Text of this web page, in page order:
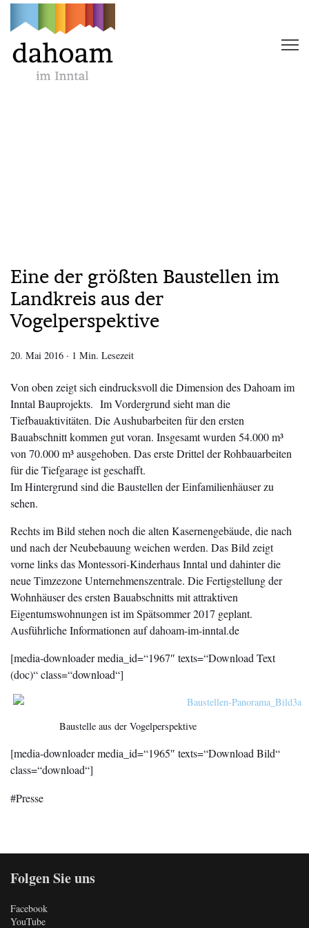
Eine der größten Baustellen im
Landkreis aus der
Vogelperspektive
20. Mai 2016 · 1 Min. Lesezeit
Von oben zeigt sich eindrucksvoll die Dimension des Dahoam im
Inntal Bauprojekts. Im Vordergrund sieht man die
Tiefbauaktivitäten. Die Aushubarbeiten für den ersten
Bauabschnitt kommen gut voran. Insgesamt wurden 54.000 m³
von 70.000 m³ ausgehoben. Das erste Drittel der Rohbauarbeiten
für die Tiefgarage ist geschafft.
Im Hintergrund sind die Baustellen der Einfamilienhäuser zu
sehen.
Rechts im Bild stehen noch die alten Kasernengebäude, die nach
und nach der Neubebauung weichen werden. Das Bild zeigt
vorne links das Montessori-Kinderhaus Inntal und dahinter die
neue Timzezone Unternehmenszentrale. Die Fertigstellung der
Wohnhäuser des ersten Bauabschnitts mit attraktiven
Eigentumswohnungen ist im Spätsommer 2017 geplant.
Ausführliche Informationen auf dahoam-im-inntal.de
[media-downloader media_id=“1967″ texts=“Download Text
(doc)“ class=“download“]
Baustelle aus der Vogelperspektive
[media-downloader media_id=“1965″ texts=“Download Bild“
class=“download“]
Presse
Folgen Sie uns
Facebook
YouTube